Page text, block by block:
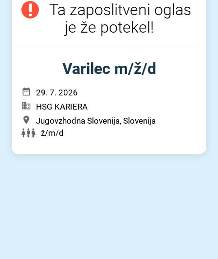
Ta zaposlitveni oglas
je že potekel!
Varilec m⁠/⁠ž⁠/⁠d
29. 7. 2026
HSG KARIERA
Jugovzhodna Slovenija, Slovenija
ž/m/d